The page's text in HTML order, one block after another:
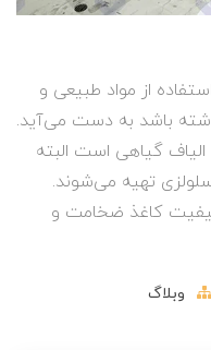
از مواد طبیعی و
باشد به دست می‌آید.
الیاف گیاهی است البته
سلولزی تهیه می‌شوند.
کاغذ ضخامت و
وبلاگ